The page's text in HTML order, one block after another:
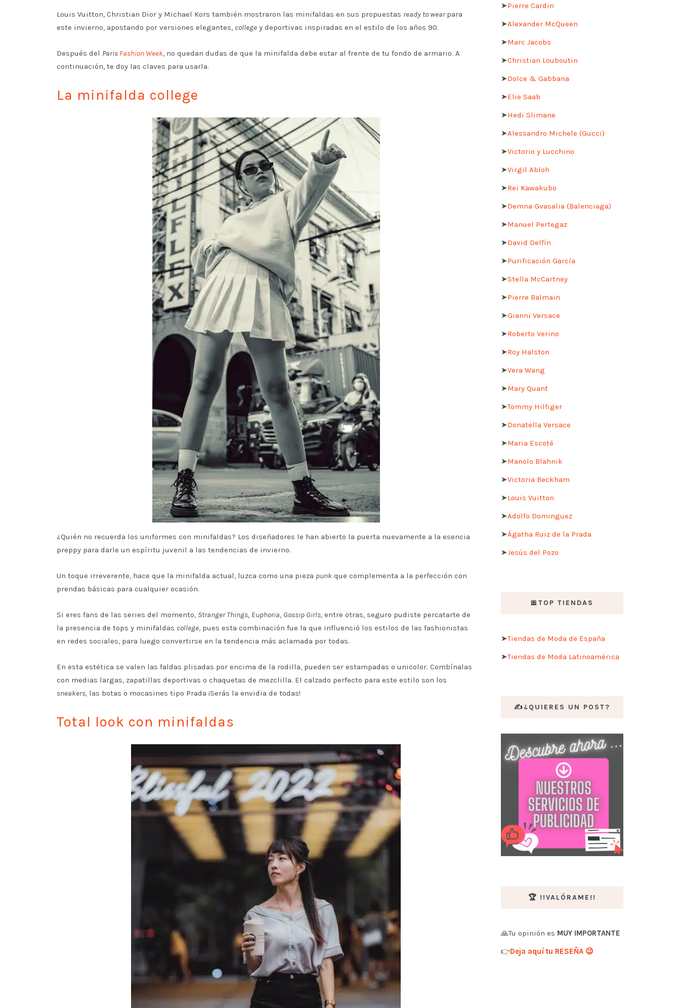
Louis Vuitton, Christian Dior y Michael Kors también mostraron las minifaldas en sus propuestas ready to wearpara
este invierno, apostando por versiones elegantes, college y deportivas inspiradas en el estilo de los años 90.
Después del Paris Fashion Week, no quedan dudas de que la minifalda debe estar al frente de tu fondo de armario. A
continuación, te doy las claves para usarla.
La minifalda college
¿Quién no recuerda los uniformes con minifaldas? Los diseñadores le han abierto la puerta nuevamente a la esencia
preppy para darle un espíritu juvenil a las tendencias de invierno.
Un toque irreverente, hace que la minifalda actual, luzca como una pieza punk que complementa a la perfección con
prendas básicas para cualquier ocasión.
Si eres fans de las series del momento, Stranger Things, Euphoria, Gossip Girls, entre otras, seguro pudiste percatarte de
la presencia de tops y minifaldas college, pues esta combinación fue la que influenció los estilos de las fashionistas
en redes sociales, para luego convertirse en la tendencia más aclamada por todas.
En esta estética se valen las faldas plisadas por encima de la rodilla, pueden ser estampadas o unicolor. Combínalas
con medias largas, zapatillas deportivas o chaquetas de mezclilla. El calzado perfecto para este estilo son los
sneakers, las botas o mocasines tipo Prada ¡Serás la envidia de todas!
Total look con minifaldas
➤Pierre Cardin
➤Alexander McQueen
➤Marc Jacobs
➤Christian Louboutin
➤Dolce & Gabbana
➤Elie Saab
➤Hedi Slimane
➤Alessandro Michele (Gucci)
➤Victorio y Lucchino
➤Virgil Abloh
➤Rei Kawakubo
➤Demna Gvasalia (Balenciaga)
➤Manuel Pertegaz
➤David Delfín
➤Purificación García
➤Stella McCartney
➤Pierre Balmain
➤Gianni Versace
➤Roberto Verino
➤Roy Halston
➤Vera Wang
➤Mary Quant
➤Tommy Hilfiger
➤Donatella Versace
➤Maria Escoté
➤Manolo Blahnik
➤Victoria Beckham
➤Louis Vuitton
➤Adolfo Dominguez
➤Ágatha Ruiz de la Prada
➤Jesús del Pozo
🎀TOP TIENDAS
➤Tiendas de Moda de España
➤Tiendas de Moda Latinoamérica
✍️¿QUIERES UN POST?
🏆 !!VALÓRAME!!
🙏Tu opinión es MUY IMPORTANTE
👉Deja aquí tu RESEÑA 😉